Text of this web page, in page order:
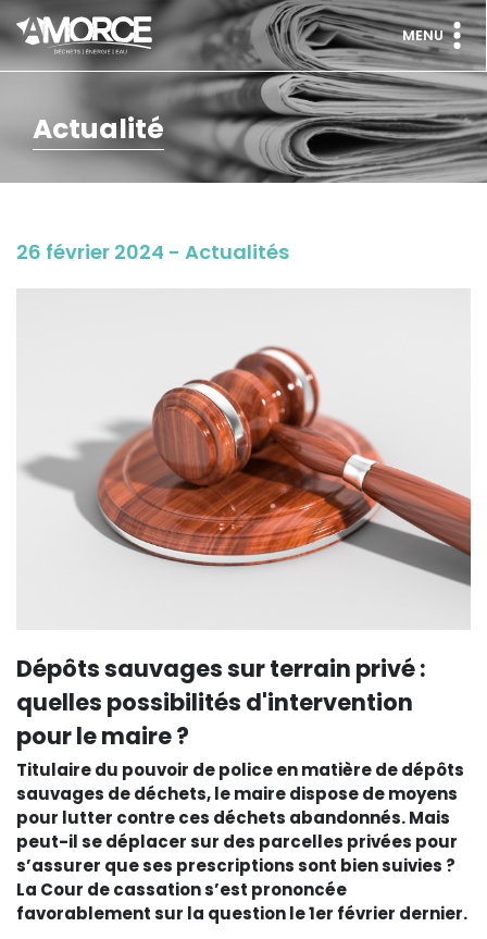
MENU
Actualité
26 février 2024 - Actualités
Dépôts sauvages sur terrain privé :
quelles possibilités d'intervention
pour le maire ?
Titulaire du pouvoir de police en matière de dépôts
sauvages de déchets, le maire dispose de moyens
pour lutter contre ces déchets abandonnés. Mais
peut-il se déplacer sur des parcelles privées pour
s’assurer que ses prescriptions sont bien suivies ?
La Cour de cassation s’est prononcée
favorablement sur la question le 1er février dernier.